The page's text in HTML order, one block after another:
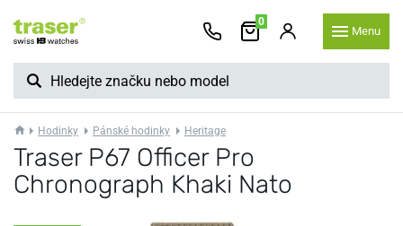
0
Menu
Hodinky Pánské hodinky Heritage
Traser P67 Officer Pro
Chronograph Khaki Nato